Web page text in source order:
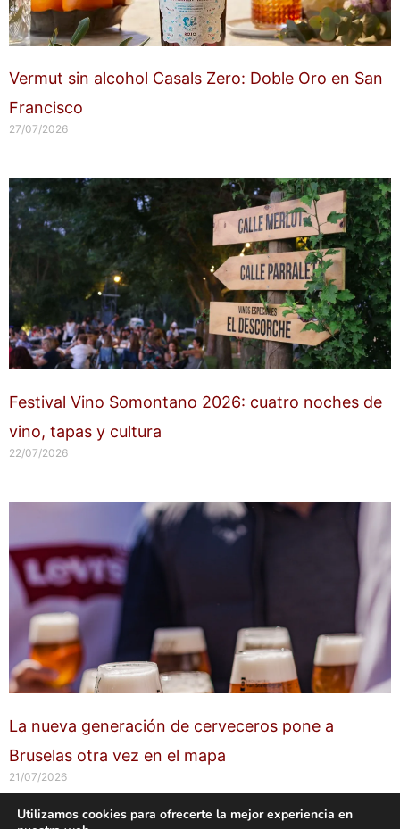
Vermut sin alcohol Casals Zero: Doble Oro en San
Francisco
27/07/2026
Festival Vino Somontano 2026: cuatro noches de
vino, tapas y cultura
22/07/2026
La nueva generación de cerveceros pone a
Bruselas otra vez en el mapa
21/07/2026
Utilizamos cookies para ofrecerte la mejor experiencia en